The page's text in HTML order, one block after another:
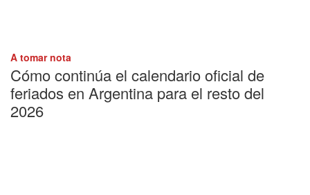
A tomar nota
Cómo continúa el calendario oficial de
feriados en Argentina para el resto del
2026